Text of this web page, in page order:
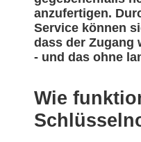
anzufertigen.
Service können
dass der Zugang
- und das ohne
Wie